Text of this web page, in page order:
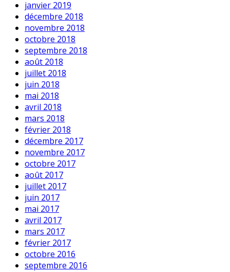
janvier 2019
décembre 2018
novembre 2018
octobre 2018
septembre 2018
août 2018
juillet 2018
juin 2018
mai 2018
avril 2018
mars 2018
février 2018
décembre 2017
novembre 2017
octobre 2017
août 2017
juillet 2017
juin 2017
mai 2017
avril 2017
mars 2017
février 2017
octobre 2016
septembre 2016